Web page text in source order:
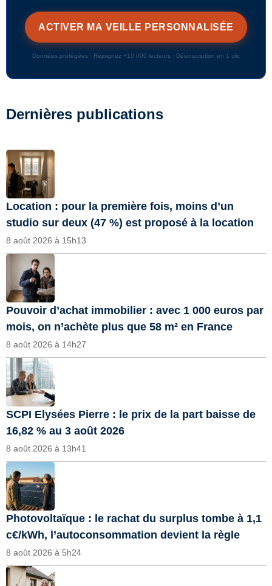
Données protégées · Rejoignez +10 000 lecteurs · Désinscription en 1 clic
Dernières publications
Location : pour la première fois, moins d’un
studio sur deux (47 %) est proposé à la location
8 août 2026 à 15h13
Pouvoir d’achat immobilier : avec 1 000 euros par
mois, on n’achète plus que 58 m² en France
8 août 2026 à 14h27
SCPI Elysées Pierre : le prix de la part baisse de
16,82 % au 3 août 2026
8 août 2026 à 13h41
Photovoltaïque : le rachat du surplus tombe à 1,1
c€/kWh, l’autoconsommation devient la règle
8 août 2026 à 5h24